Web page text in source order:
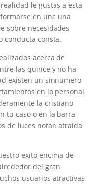
le gustas a esta
en una una
sobre necesidades
conducta consta.
acerca de
las quince y no ha
existen un sinnumero
en lo personal
la cristiano
tu caso o en la barra
de luces notan atraida
exito encima de
del gran
usuarios atractivas